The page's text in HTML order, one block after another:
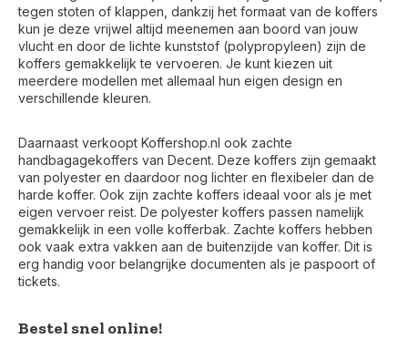
tegen stoten of klappen, dankzij het formaat van de koffers
kun je deze vrijwel altijd meenemen aan boord van jouw
vlucht en door de lichte kunststof (polypropyleen) zijn de
koffers gemakkelijk te vervoeren. Je kunt kiezen uit
meerdere modellen met allemaal hun eigen design en
verschillende kleuren.
Daarnaast verkoopt Koffershop.nl ook zachte
handbagagekoffers van Decent. Deze koffers zijn gemaakt
van polyester en daardoor nog lichter en flexibeler dan de
harde koffer. Ook zijn zachte koffers ideaal voor als je met
eigen vervoer reist. De polyester koffers passen namelijk
gemakkelijk in een volle kofferbak. Zachte koffers hebben
ook vaak extra vakken aan de buitenzijde van koffer. Dit is
erg handig voor belangrijke documenten als je paspoort of
tickets.
Bestel snel online!